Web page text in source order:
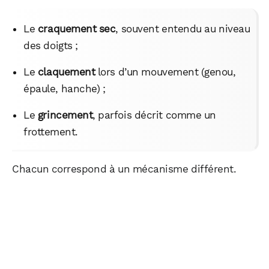
Le craquement sec, souvent entendu au niveau
des doigts ;
Le claquementlors d’un mouvement (genou,
épaule, hanche) ;
Le grincement, parfois décrit comme un
frottement.
Chacun correspond à un mécanisme différent.